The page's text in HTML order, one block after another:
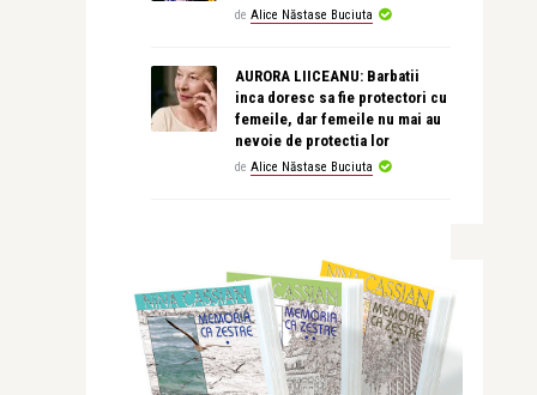
de Alice Năstase Buciuta
AURORA LIICEANU: Barbatii
inca doresc sa fie protectori cu
femeile, dar femeile nu mai au
nevoie de protectia lor
de Alice Năstase Buciuta